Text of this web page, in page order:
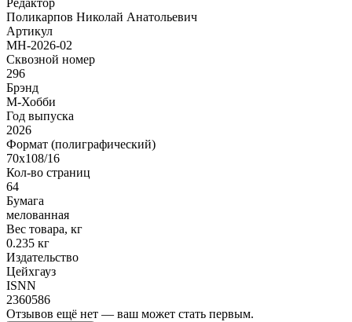
Редактор
Поликарпов Николай Анатольевич
Артикул
MH-2026-02
Сквозной номер
296
Брэнд
М-Хобби
Год выпуска
2026
Формат (полиграфический)
70х108/16
Кол-во страниц
64
Бумага
мелованная
Вес товара, кг
0.235 кг
Издательство
Цейхгауз
ISNN
2360586
Отзывов ещё нет — ваш может стать первым.